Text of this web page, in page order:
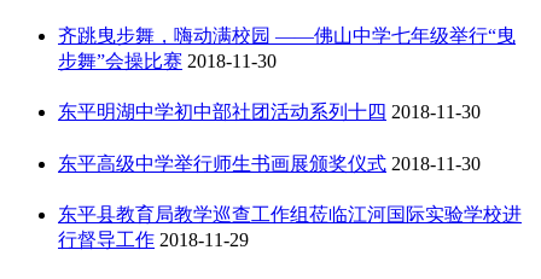
齐跳曳步舞，嗨动满校园 ——佛山中学七年级举行“曳
步舞”会操比赛 2018-11-30
东平明湖中学初中部社团活动系列十四 2018-11-30
东平高级中学举行师生书画展颁奖仪式 2018-11-30
东平县教育局教学巡查工作组莅临江河国际实验学校进
行督导工作 2018-11-29